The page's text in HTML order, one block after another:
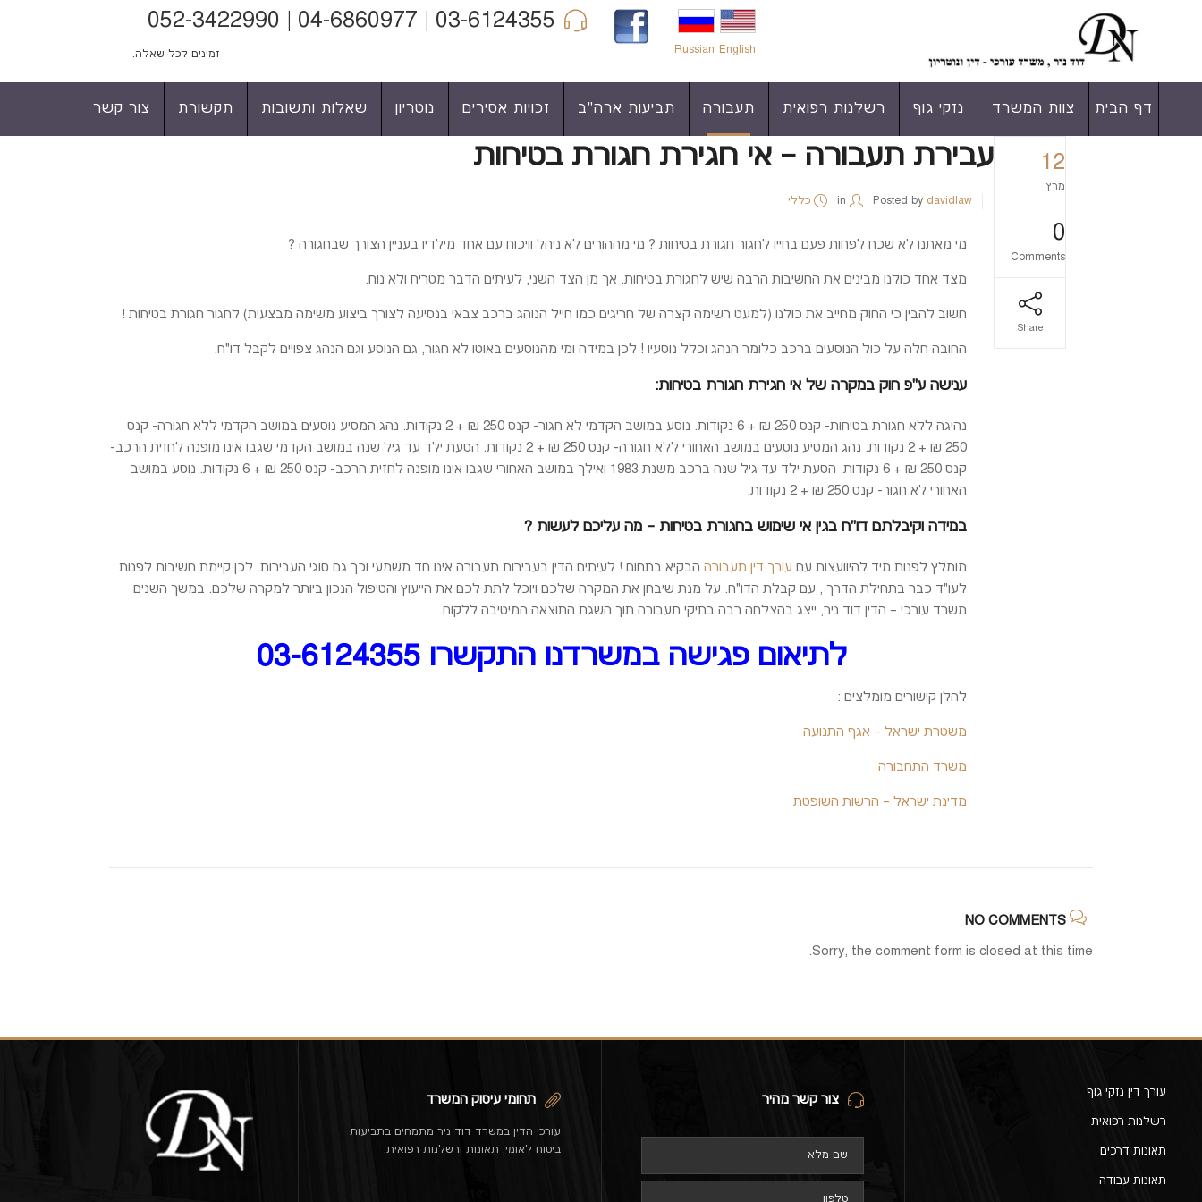
03-6124355 | 04-6860977 | 052-3422990
זמינים לכל שאלה. Russian English
דף הבית צוות המשרד נזקי גוף רשלנות רפואית תעבורה תביעות ארה"ב זכויות אסירים נוטריון שאלות ותשובות תקשורת צור קשר
12
מרץ
0
Comments
Share
עבירת תעבורה – אי חגירת חגורת בטיחות
Posted by davidlaw
in כללי
מי מאתנו לא שכח לפחות פעם בחייו לחגור חגורת בטיחות ? מי מההורים לא ניהל וויכוח עם אחד מילדיו בעניין הצורך שבחגורה ?
מצד אחד כולנו מבינים את החשיבות הרבה שיש לחגורת בטיחות. אך מן הצד השני, לעיתים הדבר מטריח ולא נוח.
חשוב להבין כי החוק מחייב את כולנו (למעט רשימה קצרה של חריגים כמו חייל הנוהג ברכב צבאי בנסיעה לצורך ביצוע משימה מבצעית) לחגור חגורת בטיחות !
החובה חלה על כול הנוסעים ברכב כלומר הנהג וכלל נוסעיו ! לכן במידה ומי מהנוסעים באוטו לא חגור, גם הנוסע וגם הנהג צפויים לקבל דו"ח.
ענישה ע"פ חוק במקרה של אי חגירת חגורת בטיחות:
נהיגה ללא חגורת בטיחות- קנס 250 ₪ + 6 נקודות. נוסע במושב הקדמי לא חגור- קנס 250 ₪ + 2 נקודות. נהג המסיע נוסעים במושב הקדמי ללא חגורה- קנס
250 ₪ + 2 נקודות. נהג המסיע נוסעים במושב האחורי ללא חגורה- קנס 250 ₪ + 2 נקודות. הסעת ילד עד גיל שנה במושב הקדמי שגבו אינו מופנה לחזית הרכב-
קנס 250 ₪ + 6 נקודות. הסעת ילד עד גיל שנה ברכב משנת 1983 ואילך במושב האחורי שגבו אינו מופנה לחזית הרכב- קנס 250 ₪ + 6 נקודות. נוסע במושב
האחורי לא חגור- קנס 250 ₪ + 2 נקודות.
במידה וקיבלתם דו"ח בגין אי שימוש בחגורת בטיחות – מה עליכם לעשות ?
מומלץ לפנות מיד להיוועצות עם עורך דין תעבורה הבקיא בתחום ! לעיתים הדין בעבירות תעבורה אינו חד משמעי וכך גם סוגי העבירות. לכן קיימת חשיבות לפנות
לעו"ד כבר בתחילת הדרך , עם קבלת הדו"ח. על מנת שיבחן את המקרה שלכם ויוכל לתת לכם את הייעוץ והטיפול הנכון ביותר למקרה שלכם. במשך השנים
משרד עורכי – הדין דוד ניר, ייצג בהצלחה רבה בתיקי תעבורה תוך השגת התוצאה המיטיבה ללקוח.
לתיאום פגישה במשרדנו התקשרו 03-6124355
להלן קישורים מומלצים :
משטרת ישראל – אגף התנועה
משרד התחבורה
מדינת ישראל – הרשות השופטת
NO COMMENTS
Sorry, the comment form is closed at this time.
תחומי עיסוק המשרד
עורכי הדין במשרד דוד ניר מתמחים בתביעות
ביטוח לאומי, תאונות ורשלנות רפואית.
צור קשר מהיר עורך דין נזקי גוף
רשלנות רפואית
תאונות דרכים
תאונות עבודה